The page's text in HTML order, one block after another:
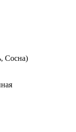
Сосна)